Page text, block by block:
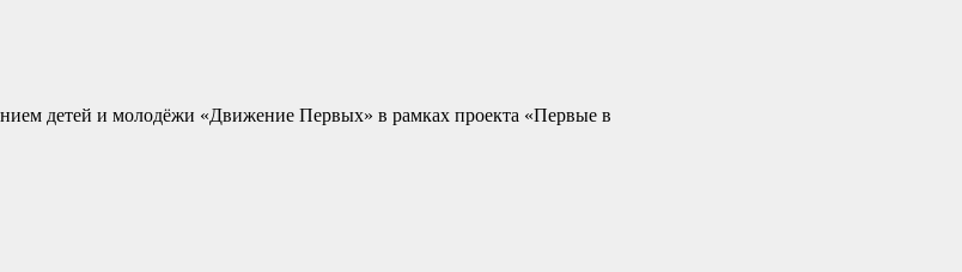
детей и молодёжи «Движение Первых» в рамках проекта «Первые в